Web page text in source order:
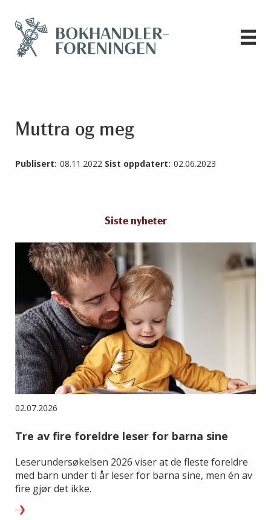
Muttra og meg
Publisert: 08.11.2022 Sist oppdatert: 02.06.2023
Siste nyheter
02.07.2026
Tre av fire foreldre leser for barna sine
Leserundersøkelsen 2026 viser at de fleste foreldre
med barn under ti år leser for barna sine, men én av
fire gjør det ikke.